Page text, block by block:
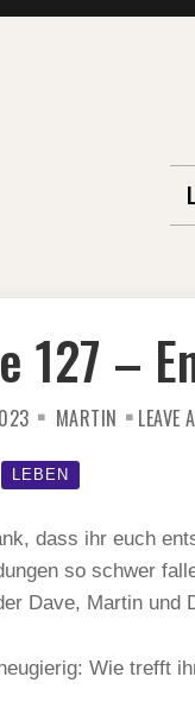
127 –
MARTIN LEAVE
LEBEN
dass ihr euch
so schwer
Dave, Martin und
Wie trefft